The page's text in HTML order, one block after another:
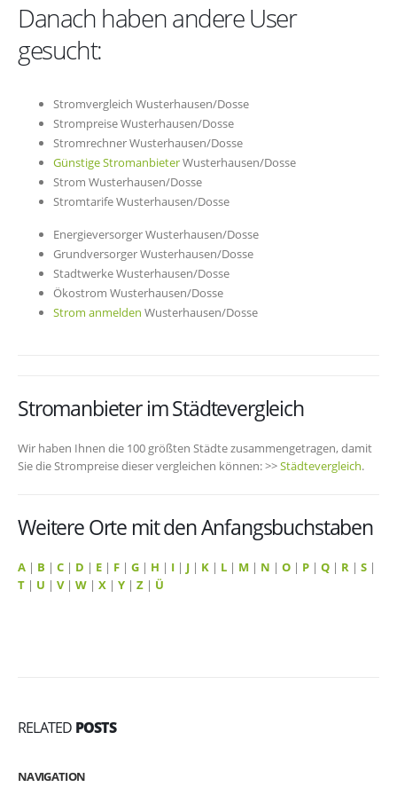
Danach haben andere User
gesucht:
Stromvergleich Wusterhausen/Dosse
Strompreise Wusterhausen/Dosse
Stromrechner Wusterhausen/Dosse
Günstige StromanbieterWusterhausen/Dosse
Strom Wusterhausen/Dosse
Stromtarife Wusterhausen/Dosse
Energieversorger Wusterhausen/Dosse
Grundversorger Wusterhausen/Dosse
Stadtwerke Wusterhausen/Dosse
Ökostrom Wusterhausen/Dosse
Strom anmelden Wusterhausen/Dosse
Stromanbieter im Städtevergleich
Wir haben Ihnen die 100 größten Städte zusammengetragen, damit
Sie die Strompreise dieser vergleichen können: >>Städtevergleich.
Weitere Orte mit den Anfangsbuchstaben
A | B | C | D | E | F | G | H | I | J | K | L | M | N | O | P | Q | R | S |
T | U | V| W | X | Y | Z | Ü
RELATED POSTS
NAVIGATION